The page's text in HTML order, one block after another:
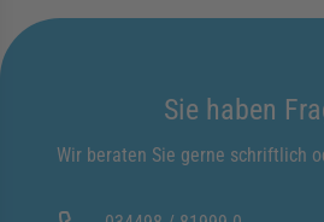
Sie haben
Wir beraten Sie gerne schriftlich